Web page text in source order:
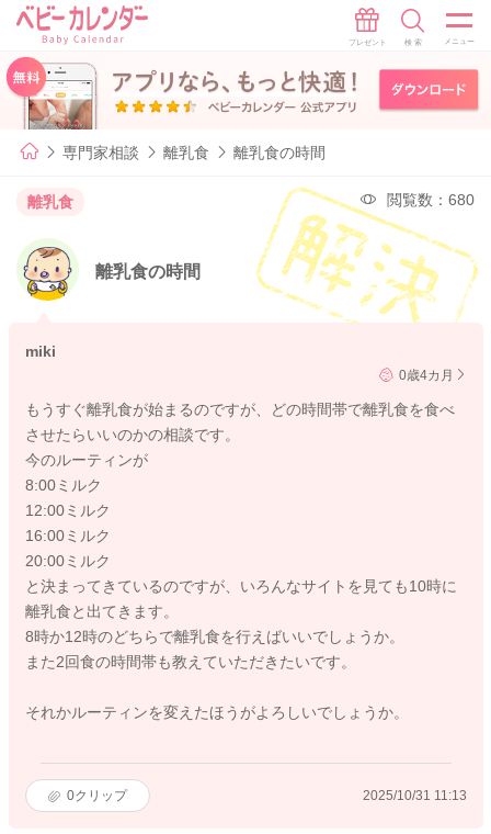
専門家相談 離乳食 離乳食の時間
離乳食 閲覧数：680
離乳食の時間
miki
0歳4カ月
もうすぐ離乳食が始まるのですが、どの時間帯で離乳食を食べ
させたらいいのかの相談です。
今のルーティンが
8:00ミルク
12:00ミルク
16:00ミルク
20:00ミルク
と決まってきているのですが、いろんなサイトを見ても10時に
離乳食と出てきます。
8時か12時のどちらで離乳食を行えばいいでしょうか。
また2回食の時間帯も教えていただきたいです。
それかルーティンを変えたほうがよろしいでしょうか。
0クリップ 2025/10/31 11:13